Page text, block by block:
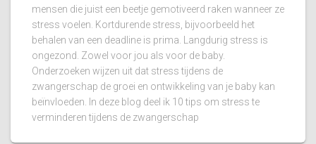
mensen die juist een beetje gemotiveerd raken wanneer ze
stress voelen. Kortdurende stress, bijvoorbeeld het
behalen van een deadline is prima. Langdurig stress is
ongezond. Zowel voor jou als voor de baby.
Onderzoeken wijzen uit dat stress tijdens de
zwangerschap de groei en ontwikkeling van je baby kan
beïnvloeden. In deze blog deel ik 10 tips om stress te
verminderen tijdens de zwangerschap